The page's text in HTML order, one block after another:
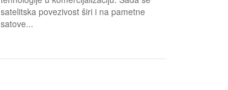
satelitska povezivost širi i na pametne
satove...